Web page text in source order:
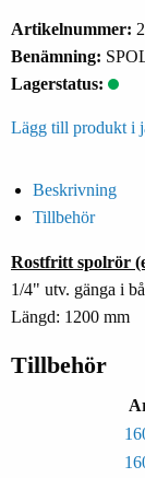
Artikelnummer:
Benämning:
Lagerstatus:
Lägg till produkt i
Beskrivning
Tillbehör
Rostfritt spolrör
1/4" utv. gänga i
Längd: 1200 mm
Tillbehör